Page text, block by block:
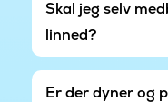
Skal jeg selv
linned?
Er der dyner og